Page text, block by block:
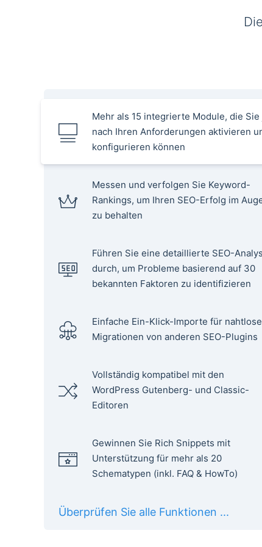
Mehr als 15 integrierte Module, die Sie
nach Ihren Anforderungen aktivieren
konfigurieren können
Messen und verfolgen Sie Keyword-
Rankings, um Ihren SEO-Erfolg im
zu behalten
Führen Sie eine detaillierte SEO-
durch, um Probleme basierend auf 30
bekannten Faktoren zu identifizieren
Einfache Ein-Klick-Importe für nahtlose
Migrationen von anderen SEO-Plugins
Vollständig kompatibel mit den
WordPress Gutenberg- und Classic-
Editoren
Gewinnen Sie Rich Snippets mit
Unterstützung für mehr als 20
Schematypen (inkl. FAQ & HowTo)
Überprüfen Sie alle Funktionen ...